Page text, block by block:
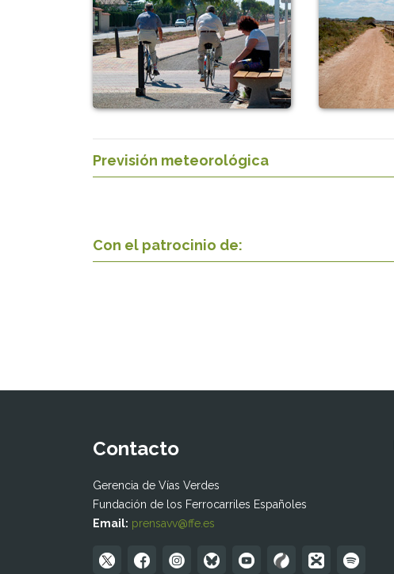
Previsión meteorológica
Con el patrocinio de:
Contacto
Gerencia de Vías Verdes
Fundación de los Ferrocarriles Españoles
Email: prensavv@ffe.es